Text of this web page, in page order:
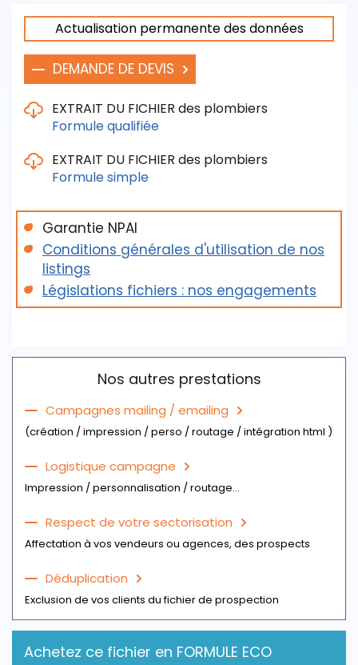
Actualisation permanente des données
DEMANDE DE DEVIS
EXTRAIT DU FICHIER des plombiers
Formule qualifiée
Les critères de sélection / de livraison sont :
- Le nom du dirigeant
- L'adresse, le téléphone, le fax
- Le statut juridique
- La CSP : artisans
EXTRAIT DU FICHIER des plombiers
Formule simple
Les critères de sélection / de livraison sont :
- La raison sociale ( voire le nom du principal
dirigeant quand renseigné)
- L'adresse, le téléphone, le fax, l'email
Garantie NPAI
Conditions générales d'utilisation de nos
listings
Législations fichiers : nos engagements
Nos autres prestations
Campagnes mailing / emailing
(création / impression / perso / routage / intégration html )
Logistique campagne
Impression / personnalisation / routage...
Respect de votre sectorisation
Affectation à vos vendeurs ou agences, des prospects
Déduplication
Exclusion de vos clients du fichier de prospection
Achetez ce fichier en FORMULE ECO